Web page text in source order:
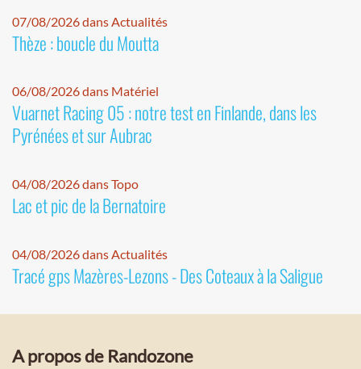
07/08/2026 dans Actualités
Thèze : boucle du Moutta
06/08/2026 dans Matériel
Vuarnet Racing 05 : notre test en Finlande, dans les
Pyrénées et sur Aubrac
04/08/2026 dans Topo
Lac et pic de la Bernatoire
04/08/2026 dans Actualités
Tracé gps Mazères-Lezons - Des Coteaux à la Saligue
A propos de Randozone